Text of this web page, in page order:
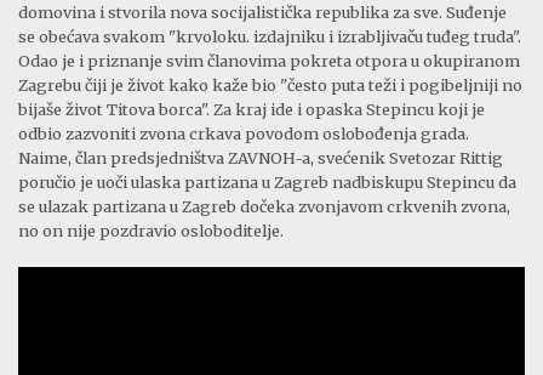
domovina i stvorila nova socijalistička republika za sve. Suđenje
se obećava svakom "krvoloku. izdajniku i izrabljivaču tuđeg truda".
Odao je i priznanje svim članovima pokreta otpora u okupiranom
Zagrebu čiji je život kako kaže bio "često puta teži i pogibeljniji no
bijaše život Titova borca". Za kraj ide i opaska Stepincu koji je
odbio zazvoniti zvona crkava povodom oslobođenja grada.
Naime, član predsjedništva ZAVNOH-a, svećenik Svetozar Rittig
poručio je uoči ulaska partizana u Zagreb nadbiskupu Stepincu da
se ulazak partizana u Zagreb dočeka zvonjavom crkvenih zvona,
no on nije pozdravio osloboditelje.